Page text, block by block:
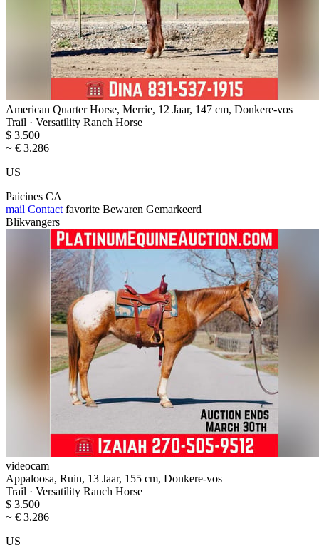
American Quarter Horse, Merrie, 12 Jaar, 147 cm, Donkere-vos
Trail · Versatility Ranch Horse
$ 3.500
~ € 3.286
US
Paicines CA
mail Contact favorite Bewaren Gemarkeerd
Blikvangers
videocam
Appaloosa, Ruin, 13 Jaar, 155 cm, Donkere-vos
Trail · Versatility Ranch Horse
$ 3.500
~ € 3.286
US